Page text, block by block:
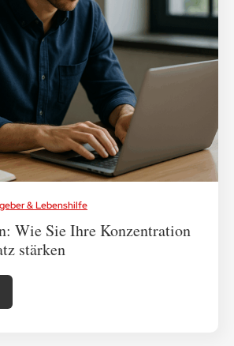
Tipps
& Lebenshilfe
& Lebenshilfe
Wie Sie Ihre Konzentration
stärken